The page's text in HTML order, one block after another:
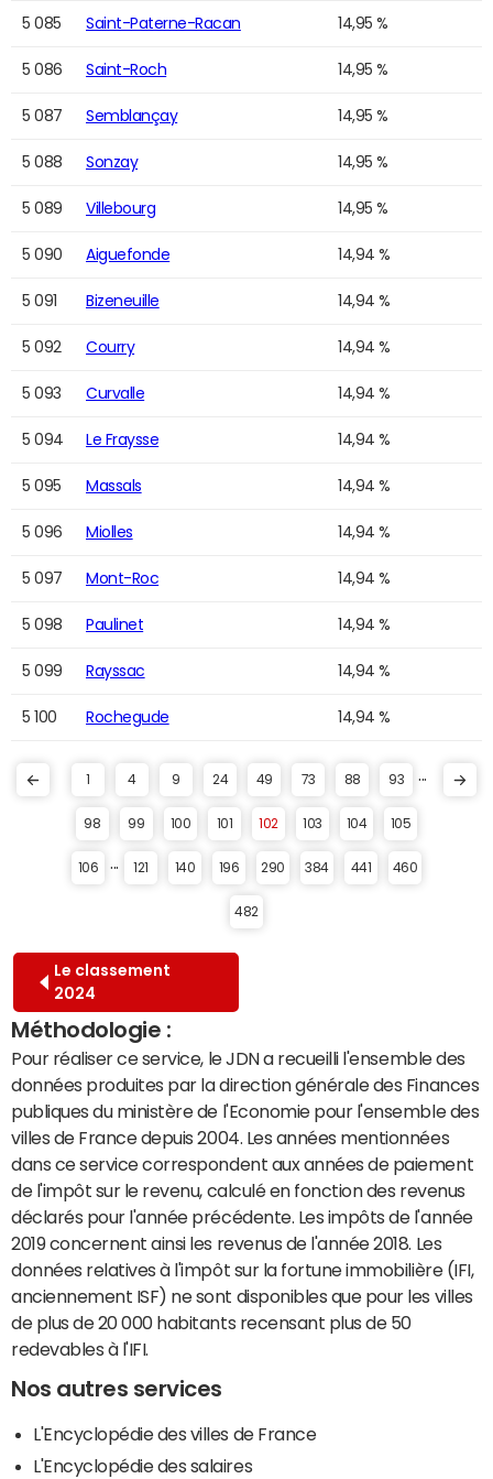
5 085 Saint-Paterne-Racan 14,95 %
5 086 Saint-Roch 14,95 %
5 087 Semblançay 14,95 %
5 088 Sonzay 14,95 %
5 089 Villebourg 14,95 %
5 090 Aiguefonde 14,94 %
5 091 Bizeneuille 14,94 %
5 092 Courry 14,94 %
5 093 Curvalle 14,94 %
5 094 Le Fraysse 14,94 %
5 095 Massals 14,94 %
5 096 Miolles 14,94 %
5 097 Mont-Roc 14,94 %
5 098 Paulinet 14,94 %
5 099 Rayssac 14,94 %
5 100 Rochegude 14,94 %
1 4 9 24 49 73 88 93
98 99 100 101 102 103 104 105
106 121 140 196 290 384 441 460
482
Le classement
2024
Méthodologie :
Pour réaliser ce service, le JDN a recueilli l'ensemble des
données produites par la direction générale des Finances
publiques du ministère de l'Economie pour l'ensemble des
villes de France depuis 2004. Les années mentionnées
dans ce service correspondent aux années de paiement
de l'impôt sur le revenu, calculé en fonction des revenus
déclarés pour l'année précédente. Les impôts de l'année
2019 concernent ainsi les revenus de l'année 2018. Les
données relatives à l'impôt sur la fortune immobilière (IFI,
anciennement ISF) ne sont disponibles que pour les villes
de plus de 20 000 habitants recensant plus de 50
redevables à l'IFI.
Nos autres services
L'Encyclopédie des villes de France
L'Encyclopédie des salaires